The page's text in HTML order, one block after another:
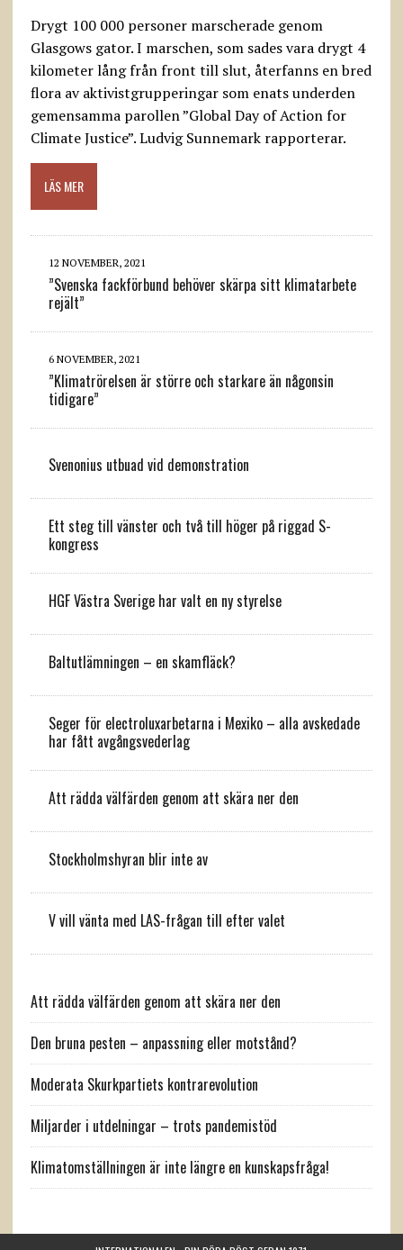
Drygt 100 000 personer marscherade genom
Glasgows gator. I marschen, som sades vara drygt 4
kilometer lång från front till slut, återfanns en bred
flora av aktivistgrupperingar som enats underden
gemensamma parollen ”Global Day of Action for
Climate Justice”. Ludvig Sunnemark rapporterar.
LÄS MER
12 NOVEMBER, 2021
”Svenska fackförbund behöver skärpa sitt klimatarbete
rejält”
6 NOVEMBER, 2021
”Klimatrörelsen är större och starkare än någonsin
tidigare”
Svenonius utbuad vid demonstration
Ett steg till vänster och två till höger på riggad S-
kongress
HGF Västra Sverige har valt en ny styrelse
Baltutlämningen – en skamfläck?
Seger för electroluxarbetarna i Mexiko – alla avskedade
har fått avgångsvederlag
Att rädda välfärden genom att skära ner den
Stockholmshyran blir inte av
V vill vänta med LAS-frågan till efter valet
Att rädda välfärden genom att skära ner den
Den bruna pesten – anpassning eller motstånd?
Moderata Skurkpartiets kontrarevolution
Miljarder i utdelningar – trots pandemistöd
Klimatomställningen är inte längre en kunskapsfråga!